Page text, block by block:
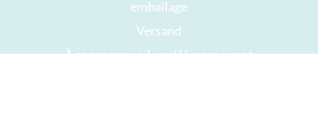
emballage
Versand
À consommer de préférence avant